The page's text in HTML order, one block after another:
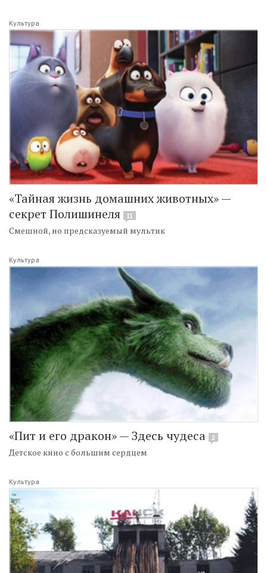
Культура
«Тайная жизнь домашних животных» —
секрет Полишинеля
11
Смешной, но предсказуемый мультик
Культура
«Пит и его дракон» — Здесь чудеса 2
Детское кино с большим сердцем
Культура